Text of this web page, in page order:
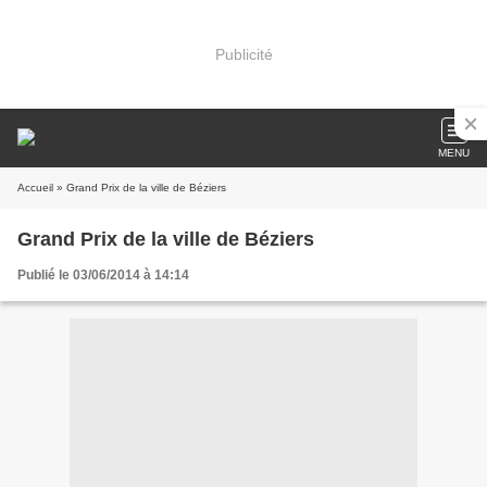
Publicité
MENU
Accueil » Grand Prix de la ville de Béziers
Grand Prix de la ville de Béziers
Publié le 03/06/2014 à 14:14